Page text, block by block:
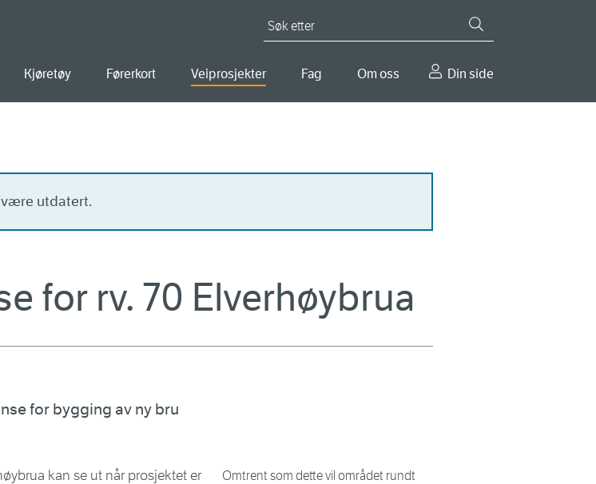
Kjøretøy Førerkort Veiprosjekter Fag Om oss Din side
være utdatert.
for rv. 70 Elverhøybrua
for bygging av ny bru
Omtrent som dette vil området rundt